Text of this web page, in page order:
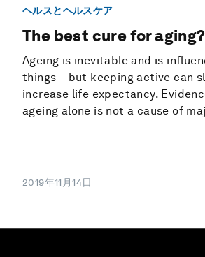
ヘルスとヘルスケア
The best cure for
Ageing is inevitable and is
things – but keeping active can
increase life expectancy.
ageing alone is not a cause of
2019年11月14日